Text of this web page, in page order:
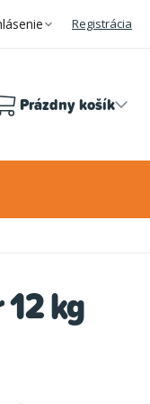
Registrácia
Prázdny košík
kg